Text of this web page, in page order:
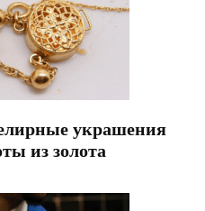
украшения
из золота